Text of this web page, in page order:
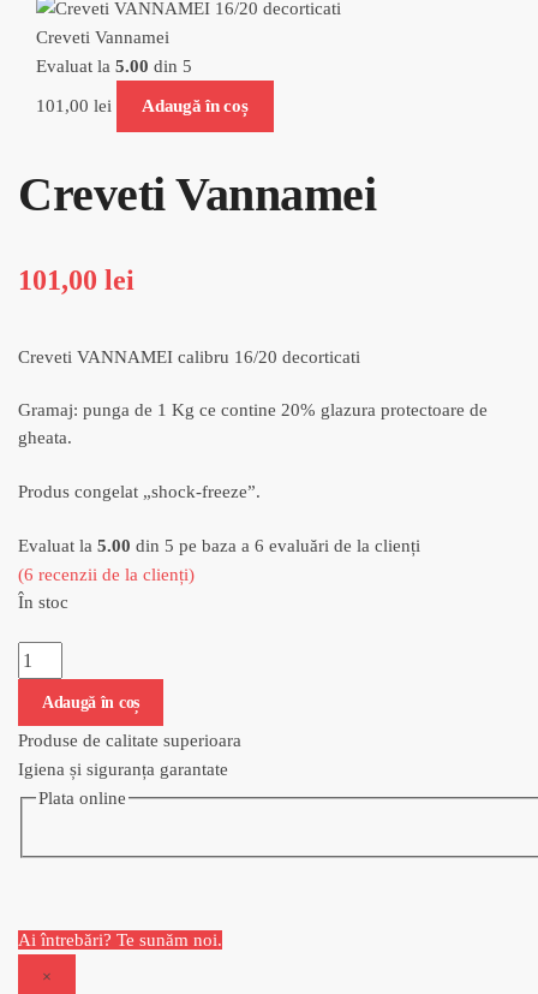
Creveti Vannamei
Evaluat la 5.00 din 5
101,00 lei Adaugă în coș
Creveti Vannamei
101,00 lei
Creveti VANNAMEI calibru 16/20 decorticati
Gramaj: punga de 1 Kg ce contine 20% glazura protectoare de
gheata.
Produs congelat „shock-freeze”.
Evaluat la 5.00 din 5 pe baza a 6 evaluări de la clienți
(6 recenzii de la clienți)
În stoc
Cantitate Creveti Vannamei
Adaugă în coș
Produse de calitate superioara
Igiena și siguranța garantate
Plata online
Ai întrebări? Te sunăm noi.
×